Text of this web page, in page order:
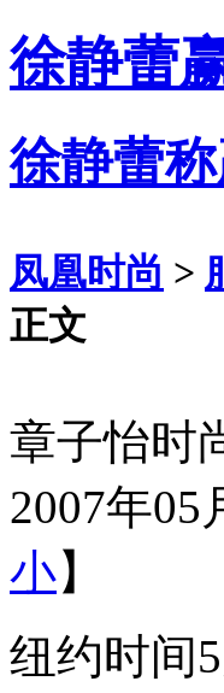
徐静蕾
徐静蕾
凤凰时尚 >
正文
章子怡时
2007年05
小】
纽约时间